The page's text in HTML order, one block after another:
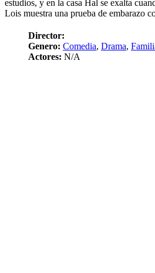
estudios, y en la casa Hal se exalta
Lois muestra una prueba de embarazo
Director:
Genero: Comedia, Drama,
Actores: N/A